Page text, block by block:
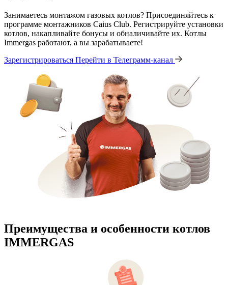
Занимаетесь монтажом газовых котлов? Присоединяйтесь к
программе монтажников Caius Club. Регистрируйте установки
котлов, накапливайте бонусы и обналичивайте их. Котлы
Immergas работают, а вы зарабатываете!
Зарегистрироваться Перейти в Телеграмм-канал
Преимущества и особенности котлов
IMMERGAS